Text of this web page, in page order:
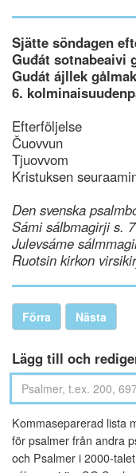
Sjätte söndagen
Guđát sotnabeaivi
Gudát ájllek
6.
Efterföljelse
Čuovvun
Tjuovvom
Kristuksen
Den svenska
Sámi sálbmagirji s.
Julevsáme
Ruotsin kirkon
Förra Nästa
Lägg till och
Kommaseparerad lista
för psalmer från andra
och Psalmer i 2000-